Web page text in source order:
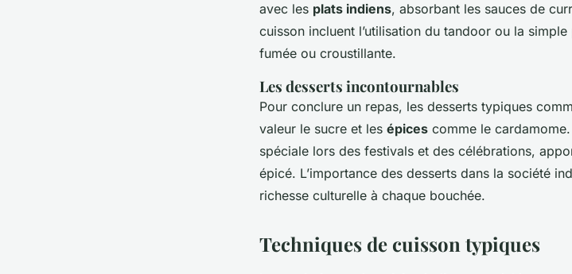
avec les plats indiens, absorbant les sauces de
cuisson incluent l’utilisation du tandoor ou la
fumée ou croustillante.
Les desserts incontournables
Pour conclure un repas, les desserts typiques
valeur le sucre et les épices comme le
spéciale lors des festivals et des célébrations,
épicé. L’importance des desserts dans la société
richesse culturelle à chaque bouchée.
Techniques de cuisson typiques